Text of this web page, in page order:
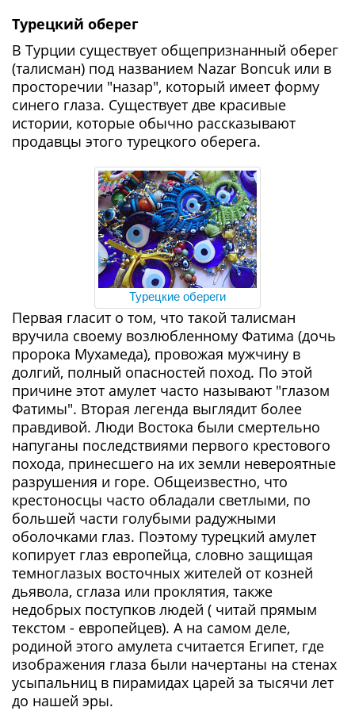
Турецкий оберег
В Турции существует общепризнанный оберег
(талисман) под названием Nazar Boncuk или в
просторечии "назар", который имеет форму
синего глаза. Существует две красивые
истории, которые обычно рассказывают
продавцы этого турецкого оберега.
Турецкие обереги
Первая гласит о том, что такой талисман
вручила своему возлюбленному Фатима (дочь
пророка Мухамеда), провожая мужчину в
долгий, полный опасностей поход. По этой
причине этот амулет часто называют "глазом
Фатимы". Вторая легенда выглядит более
правдивой. Люди Востока были смертельно
напуганы последствиями первого крестового
похода, принесшего на их земли невероятные
разрушения и горе. Общеизвестно, что
крестоносцы часто обладали светлыми, по
большей части голубыми радужными
оболочками глаз. Поэтому турецкий амулет
копирует глаз европейца, словно защищая
темноглазых восточных жителей от козней
дьявола, сглаза или проклятия, также
недобрых поступков людей ( читай прямым
текстом - европейцев). А на самом деле,
родиной этого амулета считается Египет, где
изображения глаза были начертаны на стенах
усыпальниц в пирамидах царей за тысячи лет
до нашей эры.